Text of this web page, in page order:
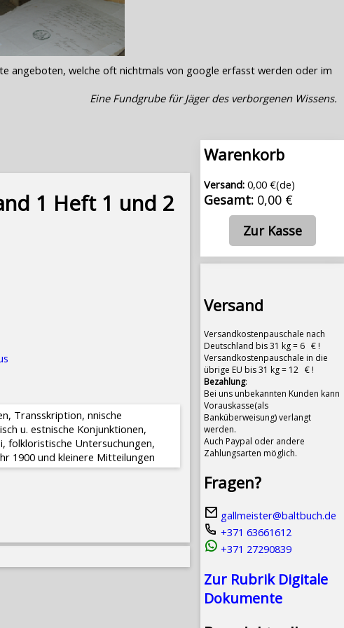
angeboten, welche oft nichtmals von google erfasst werden oder im
Eine Fundgrube für Jäger des verborgenen Wissens.
Warenkorb
Versand: 0,00 €(de)
Gesamt: 0,00 €
Zur Kasse
Versand
Versandkostenpauschale nach
Deutschland bis 31 kg = 6 € !
Versandkostenpauschale in die
übrige EU bis 31 kg = 12 € !
Bezahlung:
Bei uns unbekannten Kunden kann
Vorauskasse(als
Banküberweisung) verlangt
werden.
Auch Paypal oder andere
Zahlungsarten möglich.
Fragen?
gallmeister@baltbuch.de
+371 63661612
+371 27290839
Zur Rubrik Digitale
Dokumente
1 Heft 1 und 2
Transskription, finnische
u. estnische Konjunktionen,
folkloristische Untersuchungen,
1900 und kleinere Mitteilungen